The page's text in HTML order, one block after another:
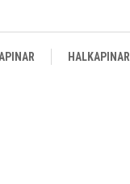
HALKAPINAR